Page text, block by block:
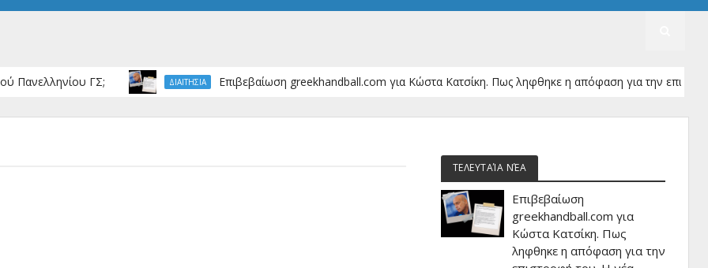
ΓΣ; ΔΙΑΙΤΗΣΙΑ Επιβεβαίωση greekhandball.com για Κώστα Κατσίκη. Πως ληφθηκε η απόφαση για την επιστροφή του.
ΤΕΛΕΥΤΑΊΑ ΝΈΑ
Επιβεβαίωση
greekhandball.com για
Κώστα Κατσίκη. Πως
ληφθηκε η απόφαση για την